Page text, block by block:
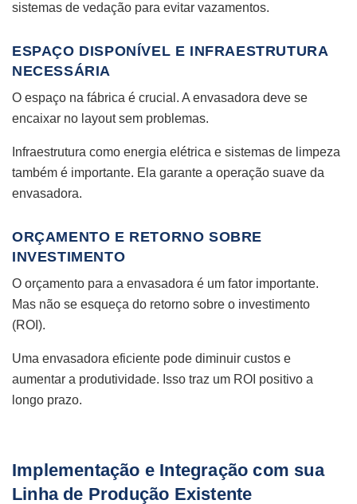
sistemas de vedação para evitar vazamentos.
ESPAÇO DISPONÍVEL E INFRAESTRUTURA
NECESSÁRIA
O espaço na fábrica é crucial. A envasadora deve se
encaixar no layout sem problemas.
Infraestrutura como energia elétrica e sistemas de limpeza
também é importante. Ela garante a operação suave da
envasadora.
ORÇAMENTO E RETORNO SOBRE
INVESTIMENTO
O orçamento para a envasadora é um fator importante.
Mas não se esqueça do retorno sobre o investimento
(ROI).
Uma envasadora eficiente pode diminuir custos e
aumentar a produtividade. Isso traz um ROI positivo a
longo prazo.
Implementação e Integração com sua
Linha de Produção Existente